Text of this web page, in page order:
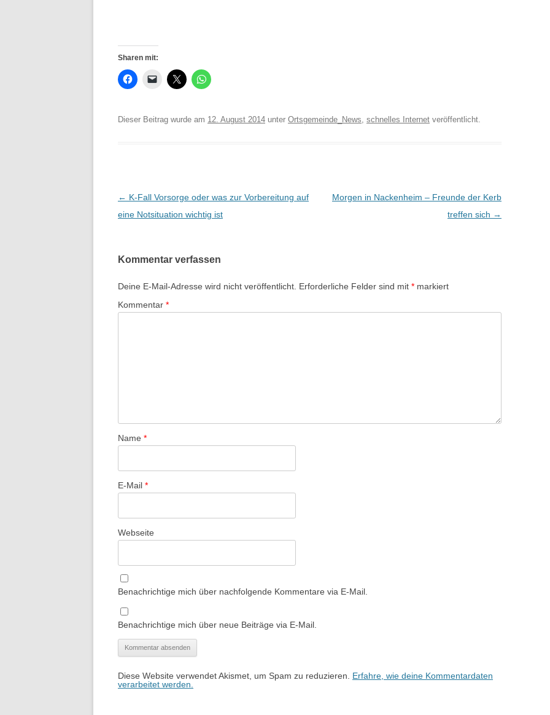
Sharen mit:
Dieser Beitrag wurde am 12. August 2014 unter Ortsgemeinde_News, schnelles Internet veröffentlicht.
Beitrags-
Navigation
← K-Fall Vorsorge oder was zur Vorbereitung auf
eine Notsituation wichtig ist
Morgen in Nackenheim – Freunde der Kerb
treffen sich →
Kommentar verfassen
Deine E-Mail-Adresse wird nicht veröffentlicht. Erforderliche Felder sind mit * markiert
Kommentar *
Name *
E-Mail *
Webseite
Benachrichtige mich über nachfolgende Kommentare via E-Mail.
Benachrichtige mich über neue Beiträge via E-Mail.
Diese Website verwendet Akismet, um Spam zu reduzieren. Erfahre, wie deine Kommentardaten
verarbeitet werden.